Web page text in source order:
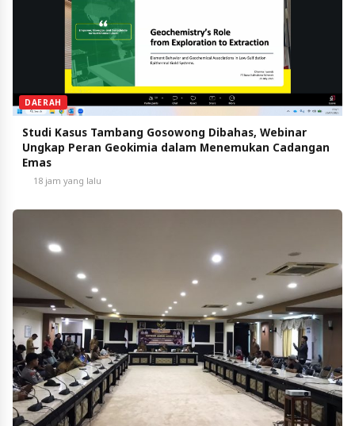
DAERAH
Studi Kasus Tambang Gosowong Dibahas, Webinar
Ungkap Peran Geokimia dalam Menemukan Cadangan
Emas
18 jam yang lalu